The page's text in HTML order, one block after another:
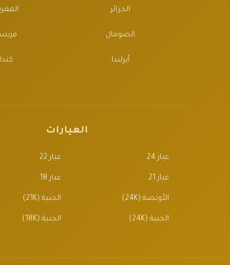
الجزائر
الصومال
أيرلندا كندا
العيارات
عيار 24 عيار 22
عيار 21 عيار 18
الأونصة (24K) الجنية (21K)
الجنية (24K) الجنية (18K)